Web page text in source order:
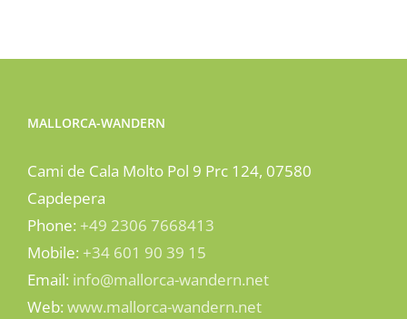
MALLORCA-WANDERN
Cami de Cala Molto Pol 9 Prc 124, 07580
Capdepera
Phone: +49 2306 7668413
Mobile: +34 601 90 39 15
Email: info@mallorca-wandern.net
Web: www.mallorca-wandern.net